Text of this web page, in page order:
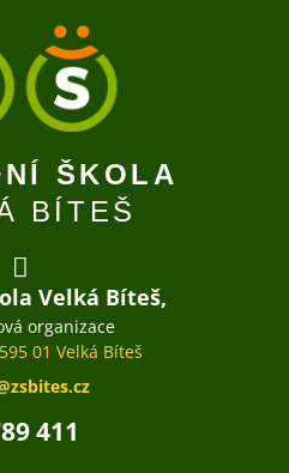
ŠKOLA
BÍTEŠ
Velká Bíteš,
organizace
01 Velká Bíteš
411